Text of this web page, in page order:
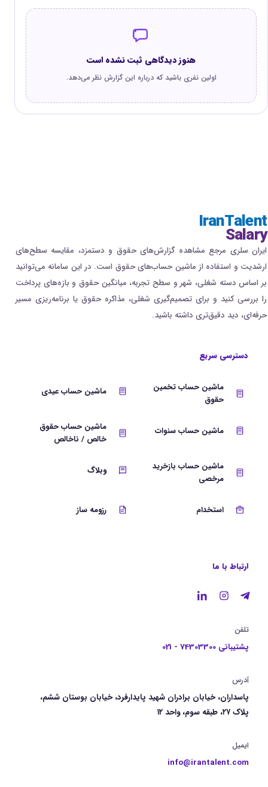
هنوز دیدگاهی ثبت نشده است
اولین نفری باشید که درباره این گزارش نظر می‌دهد.
IranTalent
Salary
ایران سلری مرجع مشاهده گزارش‌های حقوق و دستمزد، مقایسه سطح‌های
ارشدیت و استفاده از ماشین حساب‌های حقوق است. در این سامانه می‌توانید
بر اساس دسته شغلی، شهر و سطح تجربه، میانگین حقوق و بازه‌های پرداخت
را بررسی کنید و برای تصمیم‌گیری شغلی، مذاکره حقوق یا برنامه‌ریزی مسیر
حرفه‌ای، دید دقیق‌تری داشته باشید.
دسترسی سریع
ماشین حساب تخمین
حقوق
ماشین حساب عیدی
ماشین حساب سنوات
ماشین حساب حقوق
خالص / ناخالص
ماشین حساب بازخرید
مرخصی
وبلاگ
استخدام رزومه ساز
ارتباط با ما
تلفن
پشتیبانی 74303300 - 021
آدرس
پاسداران، خیابان برادران شهید پایدارفرد، خیابان بوستان ششم،
پلاک ۲۷، طبقه سوم، واحد ۱۲
ایمیل
info@irantalent.com